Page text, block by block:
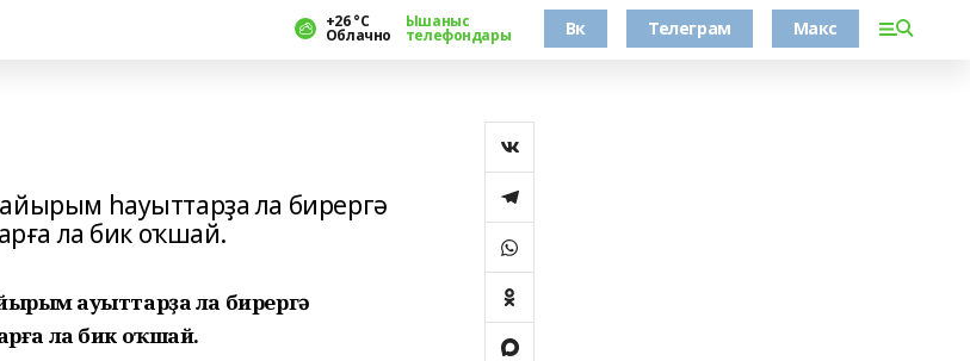
+26 °С
Облачно
Ышаныс
телефондары Вк Телеграм Макс
һауыттарҙа ла бирергә
ла бик оҡшай.
һауыттарҙа ла бирергә
ла бик оҡшай.